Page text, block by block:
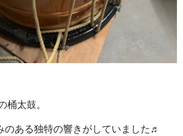
桶太鼓。
のある独特の響きがしていました♬